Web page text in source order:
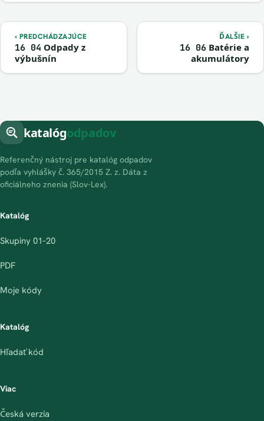
‹ PREDCHÁDZAJÚCE
16 04 Odpady z
výbušnín
ĎALŠIE ›
16 06 Batérie a
akumulátory
katalógodpadov
Referenčný nástroj pre katalóg odpadov
podľa vyhlášky č. 365/2015 Z. z. Dáta z
oficiálneho znenia (Slov-Lex).
Katalóg
Skupiny 01–20
PDF
Moje kódy
Katalóg
Hľadať kód
Viac
Česká verzia